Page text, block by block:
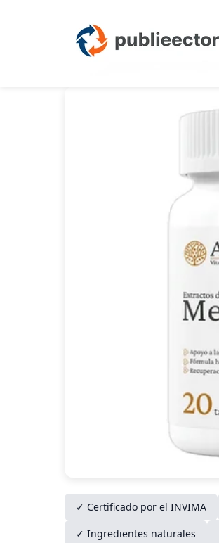
✓ Certificado por el INVIMA
✓ Ingredientes naturales